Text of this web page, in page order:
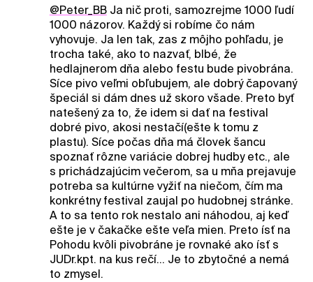
@Peter_BBJa nič proti, samozrejme 1000 ľudí
1000 názorov. Každý si robíme čo nám
vyhovuje. Ja len tak, zas z môjho pohľadu, je
trocha také, ako to nazvať, blbé, že
hedlajnerom dňa alebo festu bude pivobrána.
Síce pivo veľmi obľubujem, ale dobrý čapovaný
špeciál si dám dnes už skoro všade. Preto byť
natešený za to, že idem si dať na festival
dobré pivo, akosi nestačí(ešte k tomu z
plastu). Síce počas dňa má človek šancu
spoznať rôzne variácie dobrej hudby etc., ale
s prichádzajúcim večerom, sa u mňa prejavuje
potreba sa kultúrne vyžiť na niečom, čím ma
konkrétny festival zaujal po hudobnej stránke.
A to sa tento rok nestalo ani náhodou, aj keď
ešte je v čakačke ešte veľa mien. Preto ísť na
Pohodu kvôli pivobráne je rovnaké ako ísť s
JUDr.kpt. na kus rečí... Je to zbytočné a nemá
to zmysel.